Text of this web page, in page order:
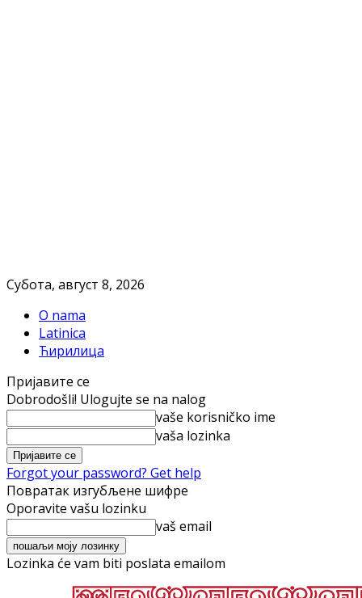
Субота, август 8, 2026
O nama
Latinica
Ћирилица
Пријавите се
Dobrodošli! Ulogujte se na nalog
vaše korisničko ime
vaša lozinka
Forgot your password? Get help
Повратак изгубљене шифре
Oporavite vašu lozinku
vaš email
Lozinka će vam biti poslata emailom